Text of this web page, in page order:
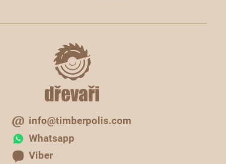
info@timberpolis.com
Whatsapp
Viber